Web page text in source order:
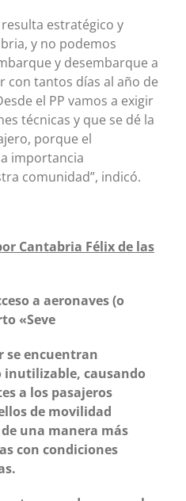
estratégico y
y no podemos
y desembarque a
con tantos días al año de
el PP vamos a exigir
técnicas y que se dé la
porque el
importancia
comunidad”, indicó.
Cantabria Félix de las
a aeronaves (o
«Seve
se encuentran
causando
a los pasajeros
de movilidad
una manera más
as con condiciones